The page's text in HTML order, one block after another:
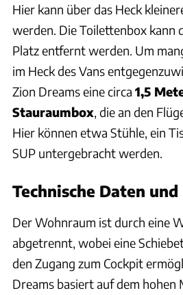
Hier kann über das Heck
werden. Die Toilettenbox kann
Platz entfernt werden. Um
im Heck des Vans
Zion Dreams eine circa 1,5
Stauraumbox, die an den
Hier können etwa Stühle, ein
SUP untergebracht werden.
Technische Daten
Der Wohnraum ist durch eine
abgetrennt, wobei eine
den Zugang zum Cockpit
Dreams basiert auf dem hohen